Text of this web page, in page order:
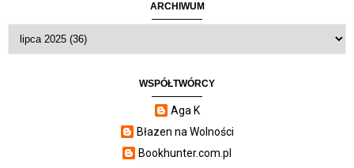
ARCHIWUM
WSPÓŁTWÓRCY
Aga K
Błazen na Wolności
Bookhunter.com.pl